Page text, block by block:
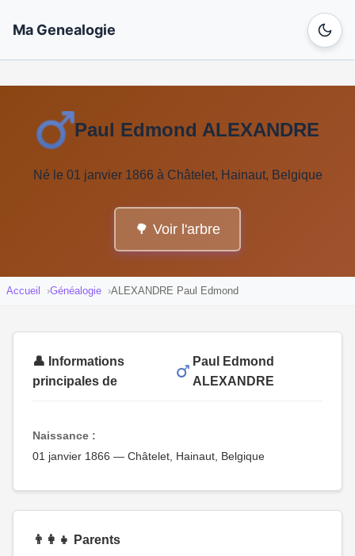
Ma Genealogie
Paul Edmond ALEXANDRE
Né le 01 janvier 1866 à Châtelet, Hainaut, Belgique
🌳 Voir l'arbre
Accueil Généalogie ALEXANDRE Paul Edmond
👤 Informations
principales de
Paul Edmond
ALEXANDRE
Naissance :
01 janvier 1866 — Châtelet, Hainaut, Belgique
👨‍👩‍👧 Parents